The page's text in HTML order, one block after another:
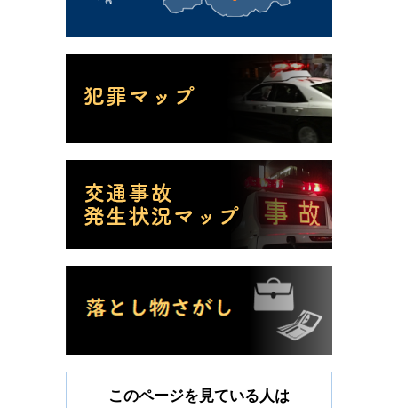
このページを見ている人は